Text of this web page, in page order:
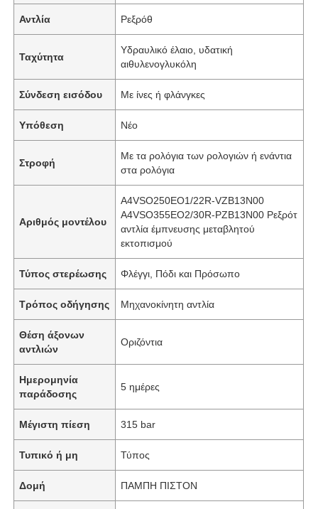
Αντλία Ρεξρόθ
Ταχύτητα
Υδραυλικό έλαιο, υδατική
αιθυλενογλυκόλη
Σύνδεση εισόδου Με ίνες ή φλάνγκες
Υπόθεση Νέο
Στροφή
Με τα ρολόγια των ρολογιών ή ενάντια
στα ρολόγια
Αριθμός μοντέλου
Α4VSO250EO1/22R-VZB13N00
A4VSO355EO2/30R-PZB13N00 Ρεξρότ
αντλία έμπνευσης μεταβλητού
εκτοπισμού
Τύπος στερέωσης Φλέγγι, Πόδι και Πρόσωπο
Τρόπος οδήγησης Μηχανοκίνητη αντλία
Θέση άξονων
αντλιών
Οριζόντια
Ημερομηνία
παράδοσης
5 ημέρες
Μέγιστη πίεση 315 bar
Τυπικό ή μη Τύπος
Δομή ΠΑΜΠΗ ΠΙΣΤΟΝ